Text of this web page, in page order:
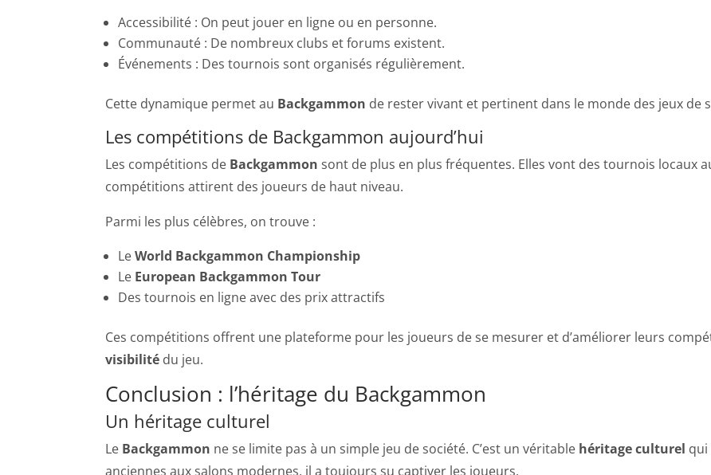
Accessibilité : On peut jouer en ligne ou en personne.
Communauté : De nombreux clubs et forums existent.
Événements : Des tournois sont organisés régulièrement.
Cette dynamique permet au Backgammon de rester vivant et pertinent dans le monde des jeux de
Les compétitions de Backgammon aujourd’hui
Les compétitions de Backgammon sont de plus en plus fréquentes. Elles vont des tournois locaux
compétitions attirent des joueurs de haut niveau.
Parmi les plus célèbres, on trouve :
LeWorld Backgammon Championship
Le European Backgammon Tour
Des tournois en ligne avec des prix attractifs
Ces compétitions offrent une plateforme pour les joueurs de se mesurer et d’améliorer leurs
visibilité du jeu.
Conclusion : l’héritage du Backgammon
Un héritage culturel
Le Backgammon ne se limite pas à un simple jeu de société. C’est un véritable héritage culturel qui
anciennes aux salons modernes, il a toujours su captiver les joueurs.